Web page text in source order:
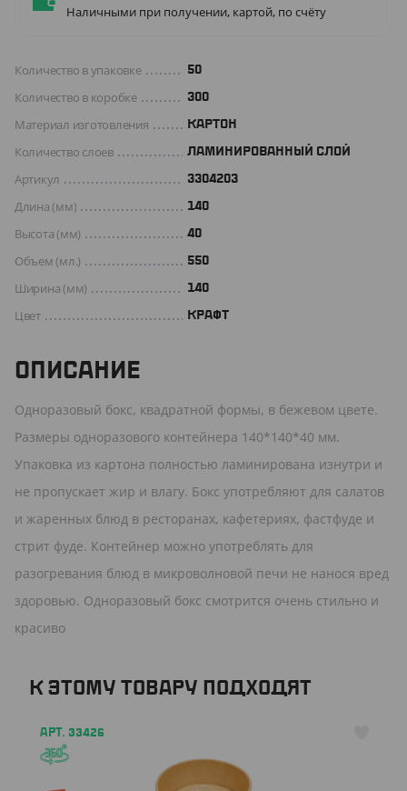
Наличными при получении, картой, по счёту
Количество в упаковке 50
Количество в коробке 300
Материал изготовления КАРТОН
Количество слоев ЛАМИНИРОВАННЫЙ СЛОЙ
Артикул 3304203
Длина (мм) 140
Высота (мм) 40
Объем (мл.) 550
Ширина (мм) 140
Цвет КРАФТ
ОПИСАНИЕ
Одноразовый бокс, квадратной формы, в бежевом цвете.
Размеры одноразового контейнера 140*140*40 мм.
Упаковка из картона полностью ламинирована изнутри и
не пропускает жир и влагу. Бокс употребляют для салатов
и жаренных блюд в ресторанах, кафетериях, фастфуде и
стрит фуде. Контейнер можно употреблять для
разогревания блюд в микроволновой печи не нанося вред
здоровью. Одноразовый бокс смотрится очень стильно и
красиво
К ЭТОМУ ТОВАРУ ПОДХОДЯТ
АРТ. 33426